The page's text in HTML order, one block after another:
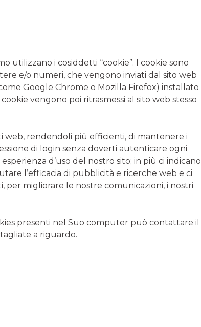
utilizzano i cosiddetti “cookie”. I cookie sono
e/o numeri, che vengono inviati dal sito web
Google Chrome o Mozilla Firefox) installato
vengono poi ritrasmessi al sito web stesso
web, rendendoli più efficienti, di mantenere i
di login senza doverti autenticare ogni
d’uso del nostro sito; in più ci indicano
l’efficacia di pubblicità e ricerche web e ci
migliorare le nostre comunicazioni, i nostri
presenti nel Suo computer può contattare il
a riguardo.